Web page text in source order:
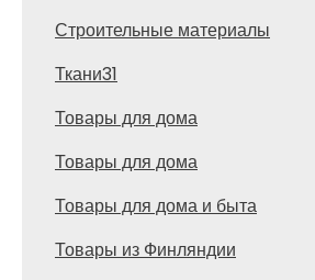
Строительные материалы
Ткани31
Товары для дома
Товары для дома
Товары для дома и быта
Товары из Финляндии